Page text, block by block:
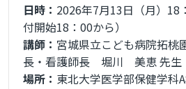
日時： 2026年7月13日（月）18
付開始18：00から）
講師： 宮城県立こども病院拓桃
長・看護師長 堀川 美恵 先生
場所： 東北大学医学部保健学科